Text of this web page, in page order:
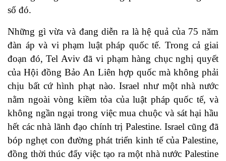
số đó.
Những gì vừa và đang diễn ra là hệ quả của 75 năm
đàn áp và vi phạm luật pháp quốc tế. Trong cả giai
đoạn đó, Tel Aviv đã vi phạm hàng chục nghị quyết
của Hội đồng Bảo An Liên hợp quốc mà không phải
chịu bất cứ hình phạt nào. Israel như một nhà nước
nằm ngoài vòng kiềm tỏa của luật pháp quốc tế, và
không ngần ngại trong việc mua chuộc và sát hại hầu
hết các nhà lãnh đạo chính trị Palestine. Israel cũng đã
bóp nghẹt con đường phát triển kinh tế của Palestine,
đồng thời thúc đẩy việc tạo ra một nhà nước Palestine